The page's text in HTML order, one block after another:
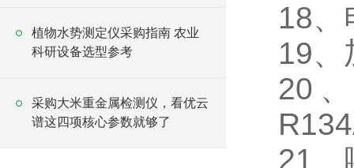
18、
19、
20
21、
植物水势测定仪采购指南 农业
科研设备选型参考
采购大米重金属检测仪，看优云
谱这四项核心参数就够了